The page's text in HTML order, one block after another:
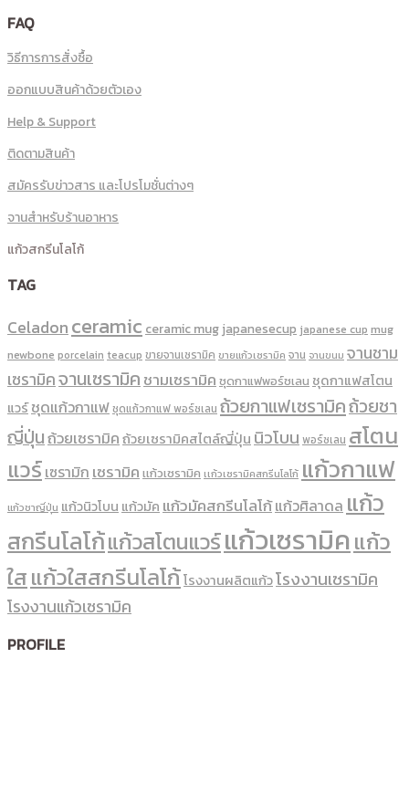
FAQ
วิธีการการสั่งซื้อ
ออกแบบสินค้าด้วยตัวเอง
Help & Support
ติดตามสินค้า
สมัครรับข่าวสาร และโปรโมชั่นต่างๆ
จานสำหรับร้านอาหาร
แก้วสกรีนโลโก้
TAG
Celadonceramic ceramic mug japanesecup japanese cup mug
newbone porcelain teacup ขายจานเซรามิค ขายแก้วเซรามิค จาน จานขนม จานชาม
เซรามิคจานเซรามิคชามเซรามิค ชุดกาแฟพอร์ชเลน ชุดกาแฟสโตน
แวร์ชุดแก้วกาแฟชุดแก้วกาแฟ พอร์ซเลน ถ้วยกาแฟเซรามิคถ้วยชา
ญี่ปุ่นถ้วยเซรามิคถ้วยเซรามิคสไตล์ญี่ปุ่น นิวโบน พอร์ซเลน สโตน
แวร์เซรามิก เซรามิค เเก้วเซรามิค เเก้วเซรามิคสกรีนโลโก้ แก้วกาแฟ
แก้วชาญี่ปุ่น แก้วนิวโบน แก้วมัค แก้วมัคสกรีนโลโก้แก้วศิลาดล แก้ว
สกรีนโลโก้แก้วสโตนแวร์แก้วเซรามิคแก้ว
ใสแก้วใสสกรีนโลโก้โรงงานผลิตแก้วโรงงานเซรามิค
โรงงานแก้วเซรามิค
PROFILE